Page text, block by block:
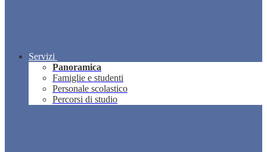
Servizi
Panoramica
Famiglie e studenti
Personale scolastico
Percorsi di studio